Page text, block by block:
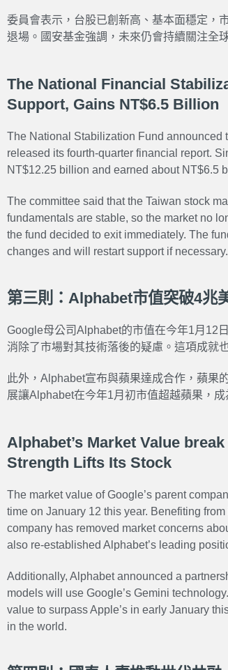
委員會表示，台股已創新高、基本面穩定，
退場。國安基金強調，未來仍會持續關注全
The National Financial
Support, Gains NT$6.5 Billion
The National Stabilization Fund announced
released its fourth-quarter financial report.
NT$12.25 billion and earned about NT$6.5
The committee said that the Taiwan stock
fundamentals are stable, so the market no
the fund decided to exit immediately. The
changes and will restart support if necessary.
第三則：Alphabet市值突破4兆
Google母公司Alphabet的市值在今年1月12
消除了市場對其技術落後的疑慮。這項成就
此外，Alphabet宣布與蘋果達成合作，蘋果
展讓Alphabet在今年1月初市值超越蘋果，成
Alphabet’s Market Value
Strength Lifts Its Stock
The market value of Google’s parent
time on January 12 this year. Benefiting
company has removed market concerns
also re-established Alphabet’s leading
Additionally, Alphabet announced a
models will use Google’s Gemini
value to surpass Apple’s in early January
in the world.